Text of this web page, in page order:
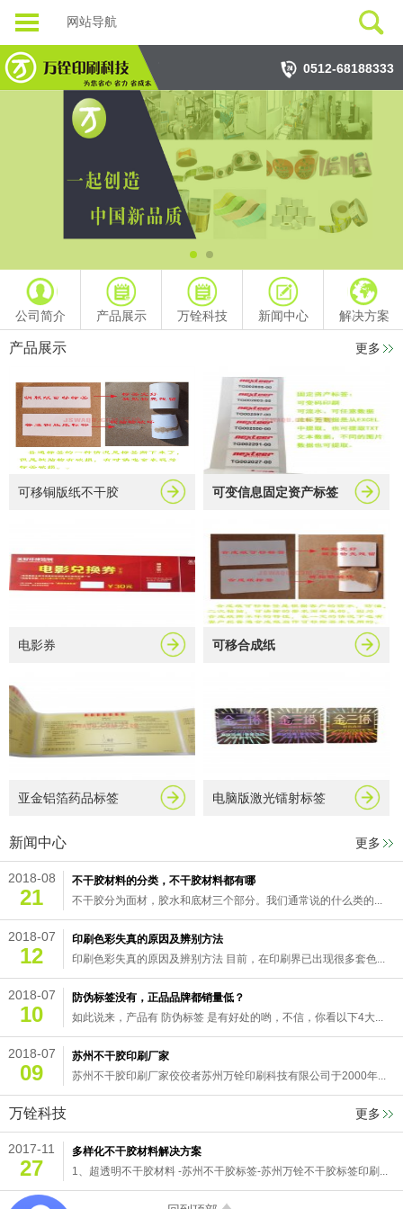
网站导航
0512-68188333
公司简介 产品展示 万铨科技 新闻中心 解决方案
产品展示 更多
可移铜版纸不干胶 可变信息固定资产标签
电影券 可移合成纸
亚金铝箔药品标签 电脑版激光镭射标签
新闻中心 更多
2018-08
21
不干胶材料的分类，不干胶材料都有哪
不干胶分为面材，胶水和底材三个部分。我们通常说的什么类的...
2018-07
12
印刷色彩失真的原因及辨别方法
印刷色彩失真的原因及辨别方法 目前，在印刷界已出现很多套色...
2018-07
10
防伪标签没有，正品品牌都销量低？
如此说来，产品有 防伪标签 是有好处的哟，不信，你看以下4大...
2018-07
09
苏州不干胶印刷厂家
苏州不干胶印刷厂家佼佼者苏州万铨印刷科技有限公司于2000年...
万铨科技 更多
2017-11
27
多样化不干胶材料解决方案
1、超透明不干胶材料 -苏州不干胶标签-苏州万铨不干胶标签印刷...